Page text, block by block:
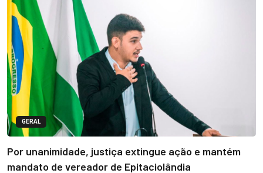
GERAL
Por unanimidade, justiça extingue ação e mantém
mandato de vereador de Epitaciolândia